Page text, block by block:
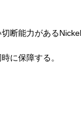
断能力がある
に保障する。